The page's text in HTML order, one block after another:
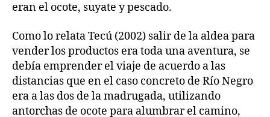
eran el ocote, suyate y pescado.
Como lo relata Tecú (2002) salir de la aldea para
vender los productos era toda una aventura, se
debía emprender el viaje de acuerdo a las
distancias que en el caso concreto de Río Negro
era a las dos de la madrugada, utilizando
antorchas de ocote para alumbrar el camino,